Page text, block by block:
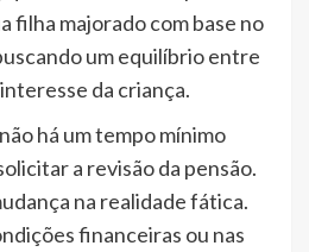
filha majorado com base no
um equilíbrio entre
da criança.
há um tempo mínimo
a revisão da pensão.
na realidade fática.
financeiras ou nas